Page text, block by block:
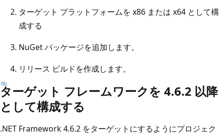
ターゲット プラットフォームを x86 または x64 として構
成する
NuGet パッケージを追加します。
リリース ビルドを作成します。
ターゲット フレームワークを 4.6.2 以降
として構成する
.NET Framework 4.6.2 をターゲットにするようにプロジェク